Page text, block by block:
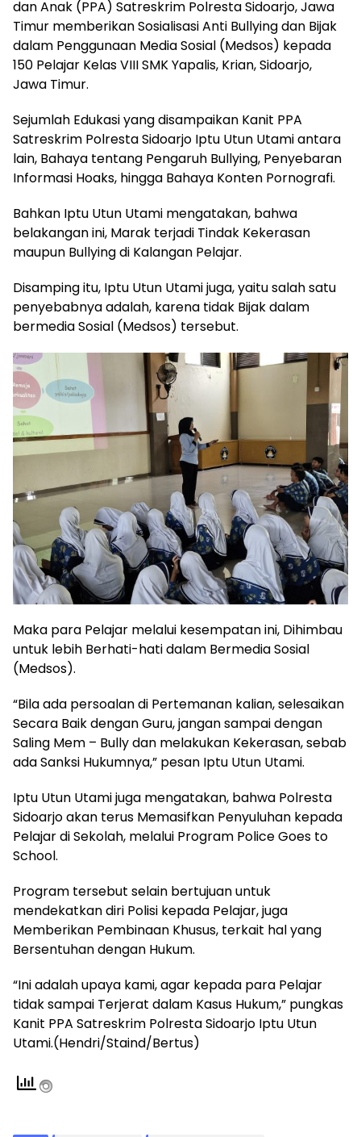
dan Anak (PPA) Satreskrim Polresta Sidoarjo, Jawa
Timur memberikan Sosialisasi Anti Bullying dan Bijak
dalam Penggunaan Media Sosial (Medsos) kepada
150 Pelajar Kelas VIII SMK Yapalis, Krian, Sidoarjo,
Jawa Timur.
Sejumlah Edukasi yang disampaikan Kanit PPA
Satreskrim Polresta Sidoarjo Iptu Utun Utami antara
lain, Bahaya tentang Pengaruh Bullying, Penyebaran
Informasi Hoaks, hingga Bahaya Konten Pornografi.
Bahkan Iptu Utun Utami mengatakan, bahwa
belakangan ini, Marak terjadi Tindak Kekerasan
maupun Bullying di Kalangan Pelajar.
Disamping itu, Iptu Utun Utami juga, yaitu salah satu
penyebabnya adalah, karena tidak Bijak dalam
bermedia Sosial (Medsos) tersebut.
Maka para Pelajar melalui kesempatan ini, Dihimbau
untuk lebih Berhati-hati dalam Bermedia Sosial
(Medsos).
“Bila ada persoalan di Pertemanan kalian, selesaikan
Secara Baik dengan Guru, jangan sampai dengan
Saling Mem – Bully dan melakukan Kekerasan, sebab
ada Sanksi Hukumnya,” pesan Iptu Utun Utami.
Iptu Utun Utami juga mengatakan, bahwa Polresta
Sidoarjo akan terus Memasifkan Penyuluhan kepada
Pelajar di Sekolah, melalui Program Police Goes to
School.
Program tersebut selain bertujuan untuk
mendekatkan diri Polisi kepada Pelajar, juga
Memberikan Pembinaan Khusus, terkait hal yang
Bersentuhan dengan Hukum.
“Ini adalah upaya kami, agar kepada para Pelajar
tidak sampai Terjerat dalam Kasus Hukum,” pungkas
Kanit PPA Satreskrim Polresta Sidoarjo Iptu Utun
Utami.(Hendri/Staind/Bertus)